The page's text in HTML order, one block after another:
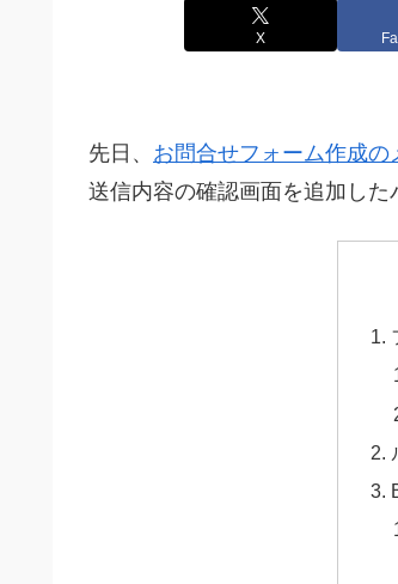
X
先日、 お問合せフォーム作成の
送信内容の確認画面を追加した